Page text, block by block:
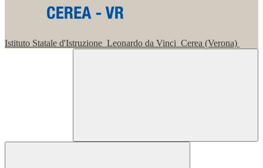
Istituto Statale d'Istruzione Leonardo da Vinci Cerea (Verona)